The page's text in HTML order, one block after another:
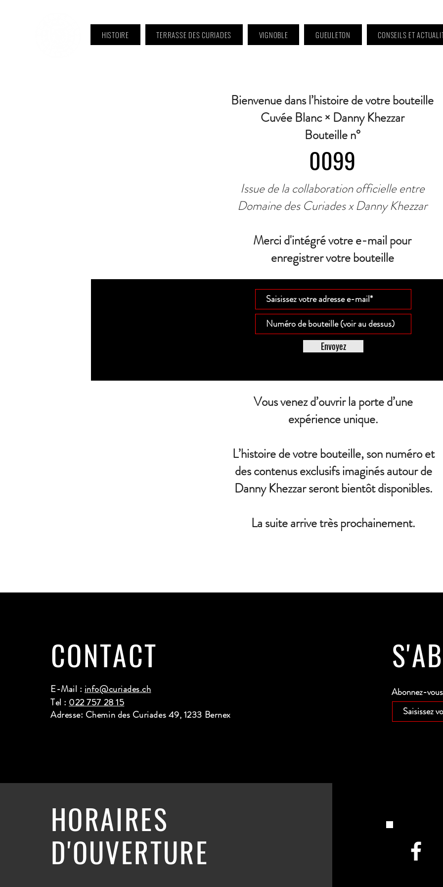
HISTOIRE TERRASSE DES CURIADES VIGNOBLE GUEULETON CONSEILS ET
Bienvenue dans l’histoire de votre bouteille
Cuvée Blanc × Danny Khezzar
Bouteille n°
0099
Issue de la collaboration officielle entre
Domaine des Curiades x Danny Khezzar
Merci d'intégré votre e-mail pour
enregistrer votre bouteille
Envoyez
Vous venez d’ouvrir la porte d’une
expérience unique.
L’histoire de votre bouteille, son numéro et
des contenus exclusifs imaginés autour de
Danny Khezzar seront bientôt disponibles.
La suite arrive très prochainement.
CONTACT
E-Mail : info@curiades.ch
Tel : 022 757 28 15
Adresse: Chemin des Curiades 49, 1233 Bernex
Abonnez-
HORAIRES
D'OUVERTURE